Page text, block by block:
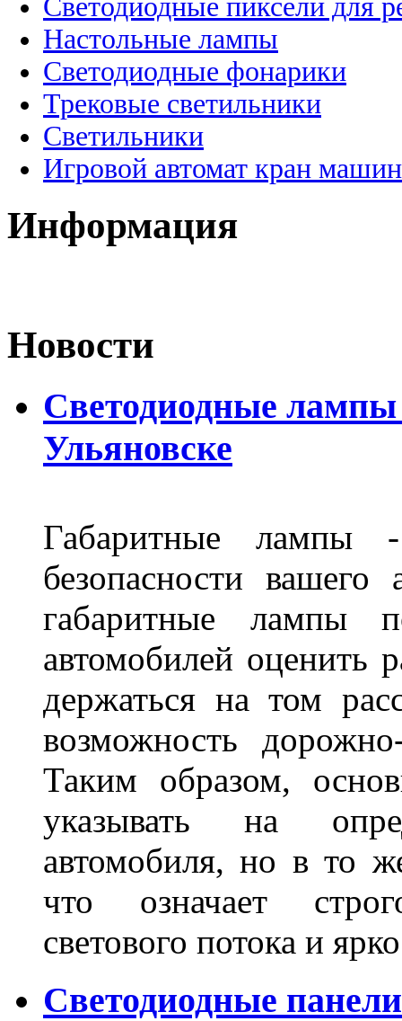
Светодиодные пиксели для
Настольные лампы
Светодиодные фонарики
Трековые светильники
Светильники
Игровой автомат кран
Информация
Новости
Светодиодные
Ульяновске
Габаритные лампы
безопасности
габаритные лампы
автомобилей оценить
держаться на том
возможность
Таким образом,
указывать на
автомобиля, но в то
что означает
светового потока и
Светодиодные